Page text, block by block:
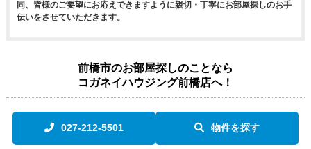
同、皆様のご要望にお応えできますように親切・丁寧にお部屋探しのお手
伝いをさせていただきます。
前橋市のお部屋探しのことなら
コガネイハウジング前橋店へ！
027-212-5501 物件を探す